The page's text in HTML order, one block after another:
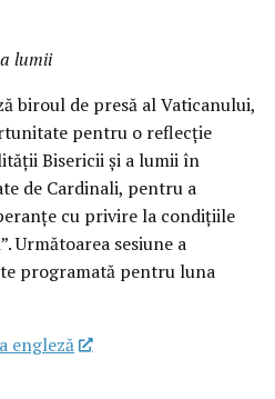
lumii
biroul de presă al Vaticanului,
pentru o reflecție
Bisericii și a lumii în
de Cardinali, pentru a
cu privire la condițiile
Următoarea sesiune a
programată pentru luna
engleză